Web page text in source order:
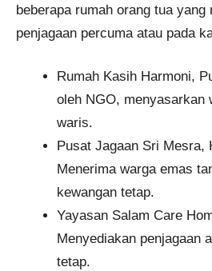
beberapa rumah orang tua yang
penjagaan percuma atau pada
Rumah Kasih Harmoni,
oleh NGO, menyasarkan
waris.
Pusat Jagaan Sri Mesra,
Menerima warga emas
kewangan tetap.
Yayasan Salam Care
Menyediakan penjagaan
tetap.